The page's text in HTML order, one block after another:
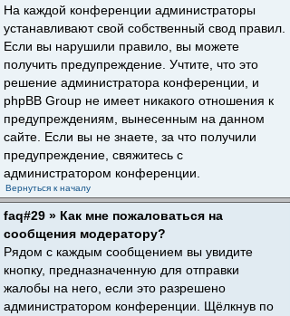
На каждой конференции администраторы
устанавливают свой собственный свод правил.
Если вы нарушили правило, вы можете
получить предупреждение. Учтите, что это
решение администратора конференции, и
phpBB Group не имеет никакого отношения к
предупреждениям, вынесенным на данном
сайте. Если вы не знаете, за что получили
предупреждение, свяжитесь с
администратором конференции.
Вернуться к началу
faq#29 » Как мне пожаловаться на
сообщения модератору?
Рядом с каждым сообщением вы увидите
кнопку, предназначенную для отправки
жалобы на него, если это разрешено
администратором конференции. Щёлкнув по